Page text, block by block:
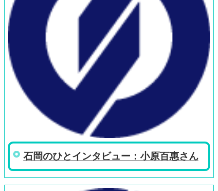
石岡のひとインタビュー：小原百惠さん